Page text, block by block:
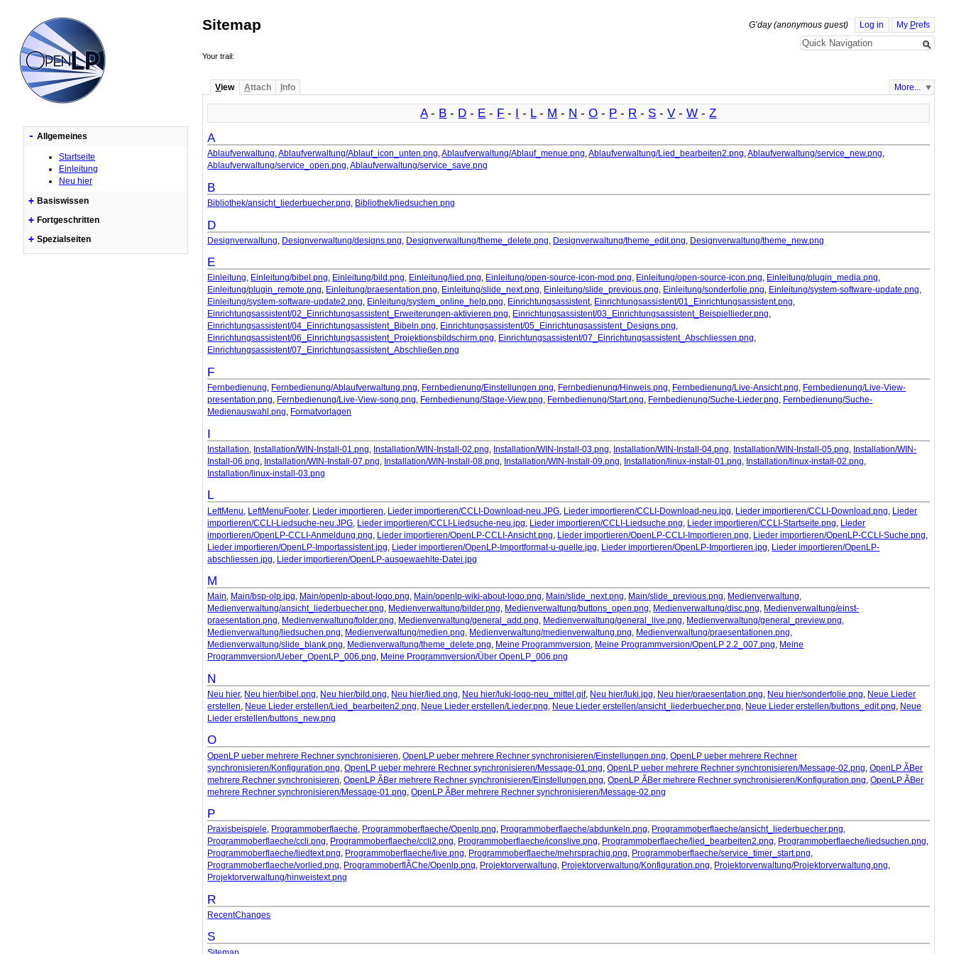
G’day (anonymous guest) Log in My Prefs
Sitemap
Your trail:
More...
View Attach Info
A- B - D - E - F - I - L- M - N -O - P - R - S -V -W -Z
A
Ablaufverwaltung,Ablaufverwaltung/Ablauf_icon_unten.png,Ablaufverwaltung/Ablauf_menue.png,Ablaufverwaltung/Lied_bearbeiten2.png,Ablaufverwaltung/service_new.png,
Ablaufverwaltung/service_open.png,Ablaufverwaltung/service_save.png
B
Bibliothek/ansicht_liederbuecher.png, Bibliothek/liedsuchen.png
D
Designverwaltung Designverwaltung/designs.png Designverwaltung/theme_delete.png Designverwaltung/theme_edit.png Designverwaltung/theme_new.png
E
Einleitung, Einleitung/bibel.png, Einleitung/bild.png, Einleitung/lied.png, Einleitung/open-source-icon-mod.png, Einleitung/open-source-icon.png, Einleitung/plugin_media.png,
Einleitung/plugin_remote.png, Einleitung/praesentation.png, Einleitung/slide_next.png, Einleitung/slide_previous.png, Einleitung/sonderfolie.png, Einleitung/system-software-update.png,
Einleitung/system-software-update2.png, Einleitung/system_online_help.png, Einrichtungsassistent, Einrichtungsassistent/01_Einrichtungsassistent.png,
Einrichtungsassistent/02_Einrichtungsassistent_Erweiterungen-aktivieren.png, Einrichtungsassistent/03_Einrichtungsassistent_Beispiellieder.png,
Einrichtungsassistent/04_Einrichtungsassistent_Bibeln.png, Einrichtungsassistent/05_Einrichtungsassistent_Designs.png,
Einrichtungsassistent/06_Einrichtungsassistent_Projektionsbildschirm.png, Einrichtungsassistent/07_Einrichtungsassistent_Abschliessen.png,
Einrichtungsassistent/07_Einrichtungsassistent_Abschließen.png
F
Fernbedienung, Fernbedienung/Ablaufverwaltung.png, Fernbedienung/Einstellungen.png, Fernbedienung/Hinweis.png, Fernbedienung/Live-Ansicht.png, Fernbedienung/Live-View-
presentation.png, Fernbedienung/Live-View-song.png, Fernbedienung/Stage-View.png, Fernbedienung/Start.png, Fernbedienung/Suche-Lieder.png, Fernbedienung/Suche-
Medienauswahl.png, Formatvorlagen
I
Installation, Installation/WIN-Install-01.png, Installation/WIN-Install-02.png, Installation/WIN-Install-03.png, Installation/WIN-Install-04.png, Installation/WIN-Install-05.png, Installation/WIN-
Install-06.png, Installation/WIN-Install-07.png, Installation/WIN-Install-08.png, Installation/WIN-Install-09.png, Installation/linux-install-01.png, Installation/linux-install-02.png,
Installation/linux-install-03.png
L
LeftMenu LeftMenuFooter, Lieder importieren Lieder importieren/CCLI-Download-neu.JPG Lieder importieren/CCLI-Download-neu.jpg Lieder importieren/CCLI-Download.png Lieder
importieren/CCLI-Liedsuche-neu.JPG Lieder importieren/CCLI-Liedsuche-neu.jpg Lieder importieren/CCLI-Liedsuche.png Lieder importieren/CCLI-Startseite.png Lieder
importieren/OpenLP-CCLI-Anmeldung.png Lieder importieren/OpenLP-CCLI-Ansicht.png Lieder importieren/OpenLP-CCLI-Importieren.png Lieder importieren/OpenLP-CCLI-Suche.png
Lieder importieren/OpenLP-Importassistent.jpg Lieder importieren/OpenLP-Importformat-u-quelle.jpg Lieder importieren/OpenLP-Importieren.jpg Lieder importieren/OpenLP-
abschliessen.jpg Lieder importieren/OpenLP-ausgewaehlte-Datei.jpg
M
Main, Main/bsp-olp.jpg, Main/openlp-about-logo.png, Main/openlp-wiki-about-logo.png, Main/slide_next.png, Main/slide_previous.png, Medienverwaltung,
Medienverwaltung/ansicht_liederbuecher.png, Medienverwaltung/bilder.png, Medienverwaltung/buttons_open.png, Medienverwaltung/disc.png, Medienverwaltung/einst-
praesentation.png, Medienverwaltung/folder.png, Medienverwaltung/general_add.png, Medienverwaltung/general_live.png, Medienverwaltung/general_preview.png,
Medienverwaltung/liedsuchen.png, Medienverwaltung/medien.png, Medienverwaltung/medienverwaltung.png, Medienverwaltung/praesentationen.png,
Medienverwaltung/slide_blank.png, Medienverwaltung/theme_delete.png, Meine Programmversion, Meine Programmversion/OpenLP 2.2_007.png, Meine
Programmversion/Ueber_OpenLP_006.png, Meine Programmversion/Über OpenLP_006.png
N
Neu hier, Neu hier/bibel.png, Neu hier/bild.png, Neu hier/lied.png, Neu hier/luki-logo-neu_mittel.gif, Neu hier/luki.jpg, Neu hier/praesentation.png, Neu hier/sonderfolie.png, Neue Lieder
erstellen, Neue Lieder erstellen/Lied_bearbeiten2.png, Neue Lieder erstellen/Lieder.png, Neue Lieder erstellen/ansicht_liederbuecher.png, Neue Lieder erstellen/buttons_edit.png, Neue
Lieder erstellen/buttons_new.png
O
OpenLP ueber mehrere Rechner synchronisieren ,OpenLP ueber mehrere Rechner synchronisieren/Einstellungen.png ,OpenLP ueber mehrere Rechner
synchronisieren/Konfiguration.png ,OpenLP ueber mehrere Rechner synchronisieren/Message-01.png ,OpenLP ueber mehrere Rechner synchronisieren/Message-02.png ,OpenLP ÃBer
mehrere Rechner synchronisieren ,OpenLP ÃBer mehrere Rechner synchronisieren/Einstellungen.png ,OpenLP ÃBer mehrere Rechner synchronisieren/Konfiguration.png ,OpenLP ÃBer
mehrere Rechner synchronisieren/Message-01.png ,OpenLP ÃBer mehrere Rechner synchronisieren/Message-02.png
P
Praxisbeispiele, Programmoberflaeche, Programmoberflaeche/Openlp.png, Programmoberflaeche/abdunkeln.png, Programmoberflaeche/ansicht_liederbuecher.png,
Programmoberflaeche/ccli.png, Programmoberflaeche/ccli2.png, Programmoberflaeche/iconslive.png, Programmoberflaeche/lied_bearbeiten2.png, Programmoberflaeche/liedsuchen.png,
Programmoberflaeche/liedtext.png, Programmoberflaeche/live.png, Programmoberflaeche/mehrsprachig.png, Programmoberflaeche/service_timer_start.png,
Programmoberflaeche/vorlied.png, ProgrammoberflÃChe/Openlp.png, Projektorverwaltung, Projektorverwaltung/Konfiguration.png, Projektorverwaltung/Projektorverwaltung.png,
Projektorverwaltung/hinweistext.png
R
RecentChanges
S
- Allgemeines
Startseite
Einleitung
Neu hier
+ Basiswissen
+ Fortgeschritten
+ Spezialseiten